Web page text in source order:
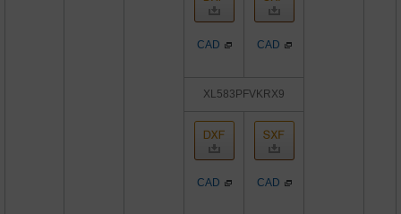
CAD CAD
XL583PFVKRX9
CAD CAD